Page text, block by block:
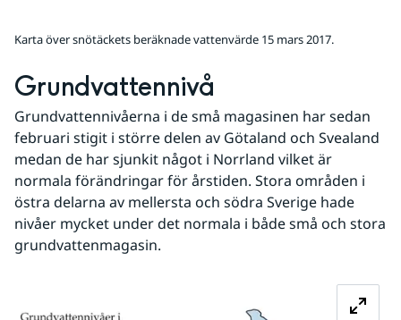
Karta över snötäckets beräknade vattenvärde 15 mars 2017.
Grundvattennivå
Grundvattennivåerna i de små magasinen har sedan
februari stigit i större delen av Götaland och Svealand
medan de har sjunkit något i Norrland vilket är
normala förändringar för årstiden. Stora områden i
östra delarna av mellersta och södra Sverige hade
nivåer mycket under det normala i både små och stora
grundvattenmagasin.